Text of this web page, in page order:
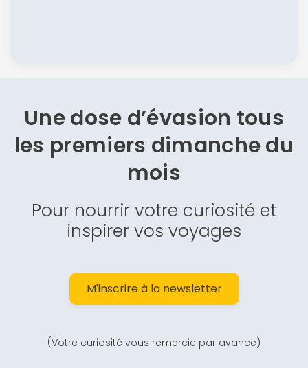
Une dose d’évasion tous
les premiers dimanche du
mois
Pour nourrir votre curiosité et
inspirer vos voyages
M'inscrire à la newsletter
(Votre curiosité vous remercie par avance)